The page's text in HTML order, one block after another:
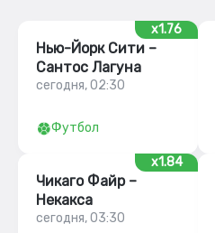
x1.76
Нью-Йорк Сити –
Сантос Лагуна
сегодня, 02:30
Футбол
x1.84
Чикаго Файр –
Некакса
сегодня, 03:30